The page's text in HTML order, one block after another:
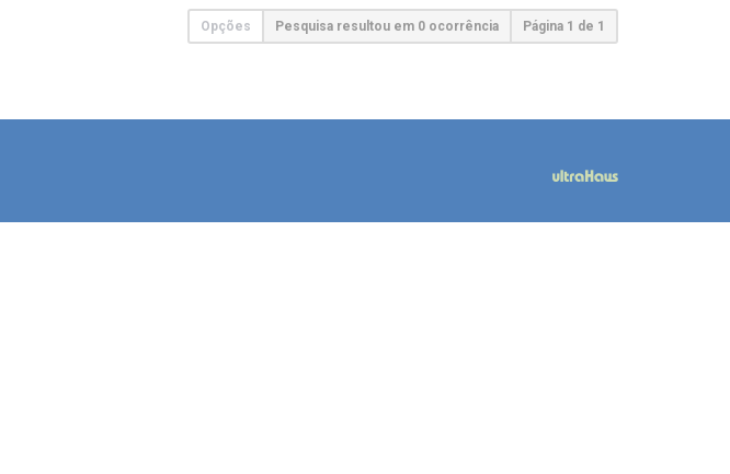
Opções Pesquisa resultou em 0 ocorrência Página 1 de 1